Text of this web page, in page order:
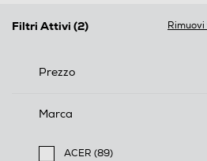
Filtri Attivi (2)
Prezzo
Marca
ACER (89)